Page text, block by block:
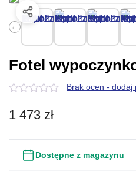
←
Fotel
z
5
Brak ocen - dodaj
1 473 zł
Dostępne z magazynu